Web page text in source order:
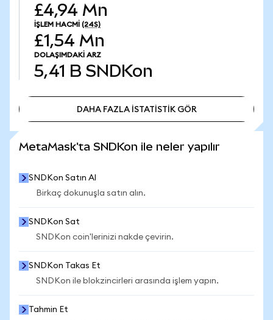
£4,94 Mn
İŞLEM HACMI (24S)
£1,54 Mn
DOLAŞIMDAKI ARZ
5,41 B SNDKon
DAHA FAZLA İSTATİSTİK GÖR
MetaMask'ta SNDKon ile neler yapılır
SNDKon Satın Al
Birkaç dokunuşla satın alın.
SNDKon Sat
SNDKon coin'lerinizi nakde çevirin.
SNDKon Takas Et
SNDKon ile blokzincirleri arasında işlem yapın.
Tahmin Et